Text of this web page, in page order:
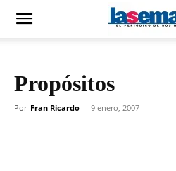
Propósitos
Por Fran Ricardo - 9 enero, 2007